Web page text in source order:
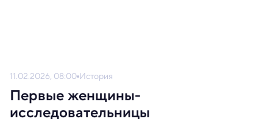
11.02.2026, 08:00 История
Первые женщины-
исследовательницы